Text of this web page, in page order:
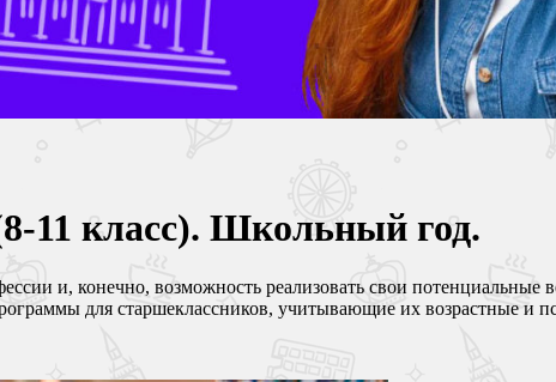
11 класс). Школьный год.
и, конечно, возможность реализовать свои потенциальные
для старшеклассников, учитывающие их возрастные и